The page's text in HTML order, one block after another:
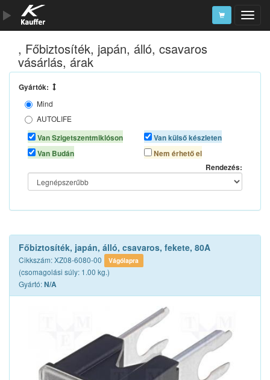
Szerszámkatalógus
Kosár
Alkatrészek
, Főbiztosíték, japán, álló, csavaros
vásárlás, árak
Gyártók:
Mind
AUTOLIFE
N/A
Van Szigetszentmiklóson
Van Budán
Van külső készleten
Nem érhető el
Rendezés:
Főbiztosíték, japán, álló, csavaros, fekete, 80A
Cikkszám: XZ08-6080-00 Vágólapra
(csomagolási súly: 1.00 kg.)
Gyártó:N/A